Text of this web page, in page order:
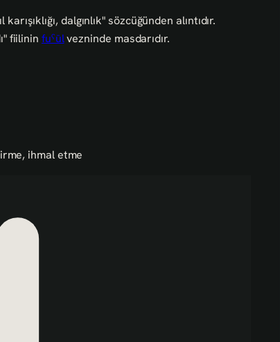
dalgınlık" sözcüğünden alıntıdır.
fiilinin fuˁūlvezninde masdarıdır.
ihmal etme